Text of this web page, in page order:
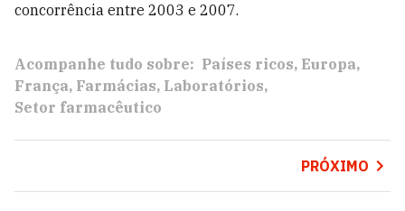
concorrência entre 2003 e 2007.
Acompanhe tudo sobre: Países ricos Europa
França Farmácias Laboratórios
Setor farmacêutico
PRÓXIMO